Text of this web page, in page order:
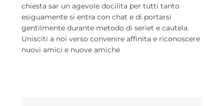
chiesta sar un agevole docilita per tutti tanto
esiguamente si entra con chat e di portarsi
gentilmente durante metodo di seriet e cautela.
Unisciti a noi verso convenire affinita e riconoscere
nuovi amici e nuove amiche